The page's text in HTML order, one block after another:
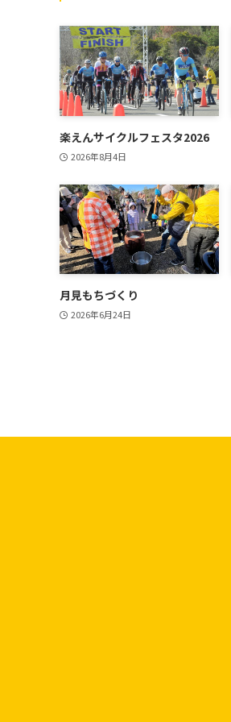
楽えんサイクルフェスタ2026
2026年8月4日
月見もちづくり
2026年6月24日